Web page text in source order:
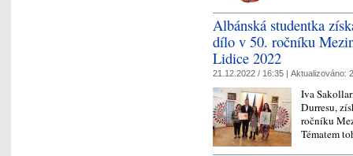
Albánská studentka
dílo v 50. ročníku
Lidice 2022
21.12.2022 / 16:35 | Aktualizováno:
Iva
Durresu,
ročníku
Tématem